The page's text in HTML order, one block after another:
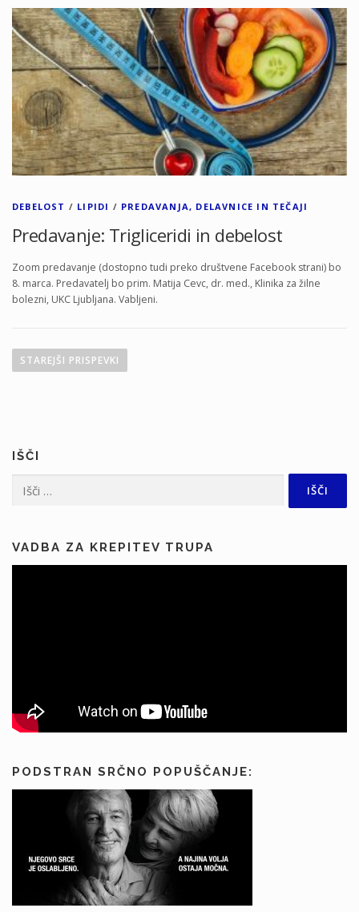
DEBELOST / LIPIDI / PREDAVANJA, DELAVNICE IN TEČAJI
Predavanje: Trigliceridi in debelost
Zoom predavanje (dostopno tudi preko društvene Facebook strani) bo
8. marca. Predavatelj bo prim. Matija Cevc, dr. med., Klinika za žilne
bolezni, UKC Ljubljana. Vabljeni.
a
c
p
r
o
v
STAREJŠI PRISPEVKI
IŠČI
VADBA ZA KREPITEV TRUPA
PODSTRAN SRČNO POPUŠČANJE: